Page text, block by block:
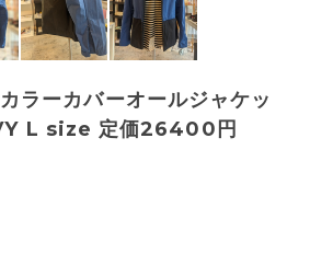
ラーカバーオールジャケッ
L size 定価26400円